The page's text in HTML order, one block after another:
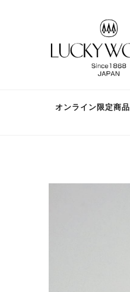
オンライン限定商品